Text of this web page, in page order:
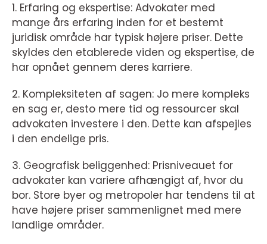
1. Erfaring og ekspertise: Advokater med
mange års erfaring inden for et bestemt
juridisk område har typisk højere priser. Dette
skyldes den etablerede viden og ekspertise, de
har opnået gennem deres karriere.
2. Kompleksiteten af sagen: Jo mere kompleks
en sag er, desto mere tid og ressourcer skal
advokaten investere i den. Dette kan afspejles
i den endelige pris.
3. Geografisk beliggenhed: Prisniveauet for
advokater kan variere afhængigt af, hvor du
bor. Store byer og metropoler har tendens til at
have højere priser sammenlignet med mere
landlige områder.